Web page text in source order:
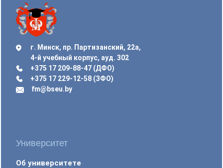
г. Минск, пр. Партизанский, 22а,
4-й учебный корпус, ауд. 302
+375 17 209-88-47 (ДФО)
+375 17 229-12-58 (ЗФО)
fm@bseu.by
Университет
Об университете